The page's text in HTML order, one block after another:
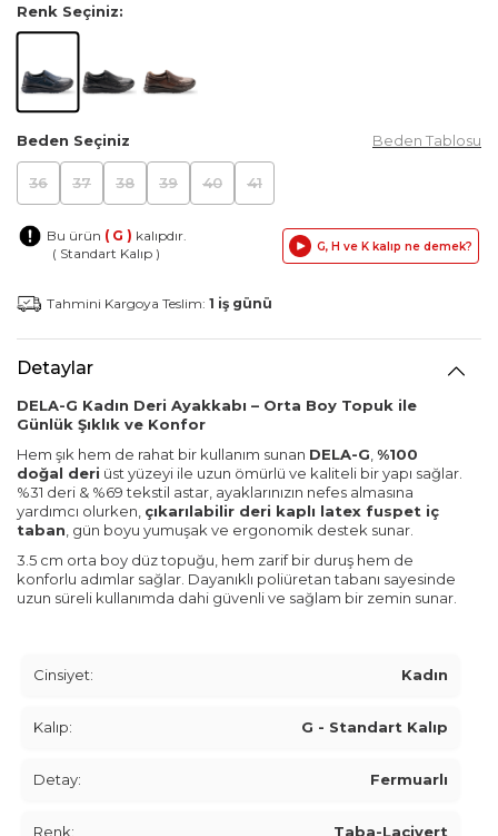
Renk Seçiniz:
Beden Seçiniz Beden Tablosu
36 37 38 39 40 41
Bu ürün ( G ) kalıpdır.
( Standart Kalıp )
G, H ve K kalıp ne demek?
Tahmini Kargoya Teslim: 1 iş günü
Detaylar
DELA-G Kadın Deri Ayakkabı – Orta Boy Topuk ile
Günlük Şıklık ve Konfor
Hem şık hem de rahat bir kullanım sunan DELA-G,%100
doğal deri üst yüzeyi ile uzun ömürlü ve kaliteli bir yapı sağlar.
%31 deri & %69 tekstil astar, ayaklarınızın nefes almasına
yardımcı olurken, çıkarılabilir deri kaplı latex fuspet iç
taban, gün boyu yumuşak ve ergonomik destek sunar.
3.5 cm orta boy düz topuğu, hem zarif bir duruş hem de
konforlu adımlar sağlar. Dayanıklı poliüretan tabanı sayesinde
uzun süreli kullanımda dahi güvenli ve sağlam bir zemin sunar.
Cinsiyet: Kadın
Kalıp: G - Standart Kalıp
Detay: Fermuarlı
Renk: Taba-Lacivert